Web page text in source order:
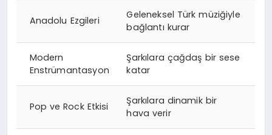
Anadolu Ezgileri
Geleneksel Türk müziğiyle
bağlantı kurar
Modern
Enstrümantasyon
Şarkılara çağdaş bir sese
katar
Pop ve Rock Etkisi
Şarkılara dinamik bir
hava verir